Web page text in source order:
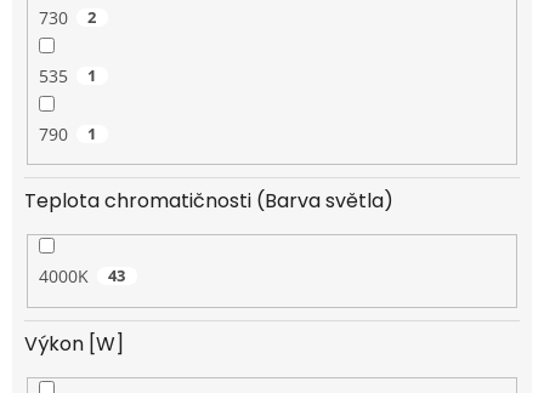
730 2
535 1
790 1
Teplota chromatičnosti (Barva světla)
4000K 43
Výkon [W]